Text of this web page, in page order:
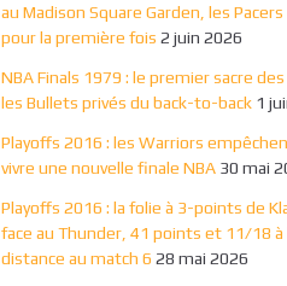
au Madison Square Garden, les
pour la première fois 2 juin 2026
NBA Finals 1979 : le premier sacre
les Bullets privés du back-to-back 1
Playoffs 2016 : les Warriors
vivre une nouvelle finale NBA 30 mai
Playoffs 2016 : la folie à 3-points de
face au Thunder, 41 points et 11/18 à
distance au match 6 28 mai 2026